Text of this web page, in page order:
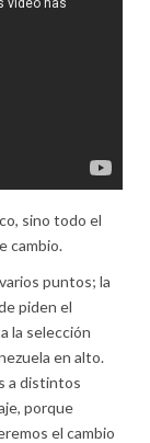
sino todo el
cambio.
puntos; la
piden el
la selección
en alto.
a distintos
porque
el cambio